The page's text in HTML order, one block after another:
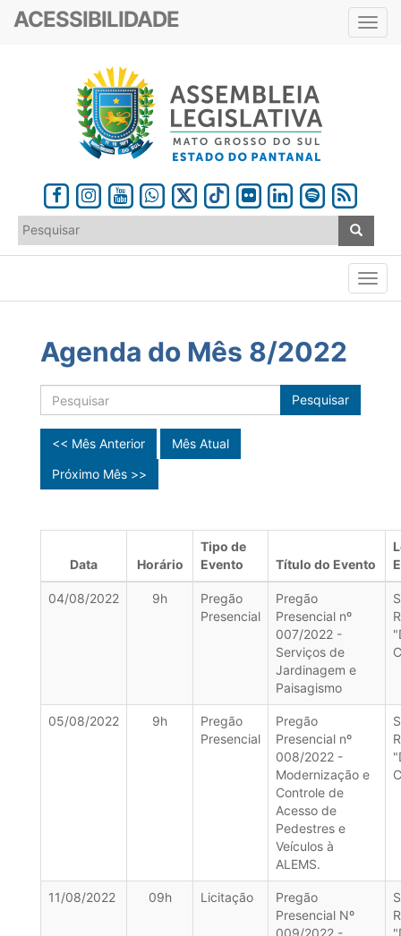
ACESSIBILIDADE
Agenda do Mês 8/2022
Pesquisar
<< Mês Anterior
Mês Atual
Próximo Mês >>
Data Horário
Tipo de
Evento
Título do Evento
04/08/2022 9h
Pregão
Presencial
Pregão
Presencial nº
007/2022 -
Serviços de
Jardinagem e
Paisagismo
05/08/2022 9h
Pregão
Presencial
Pregão
Presencial nº
008/2022 -
Modernização e
Controle de
Acesso de
Pedestres e
Veículos à
ALEMS.
11/08/2022 09h Licitação
Pregão
Presencial Nº
009/2022 -